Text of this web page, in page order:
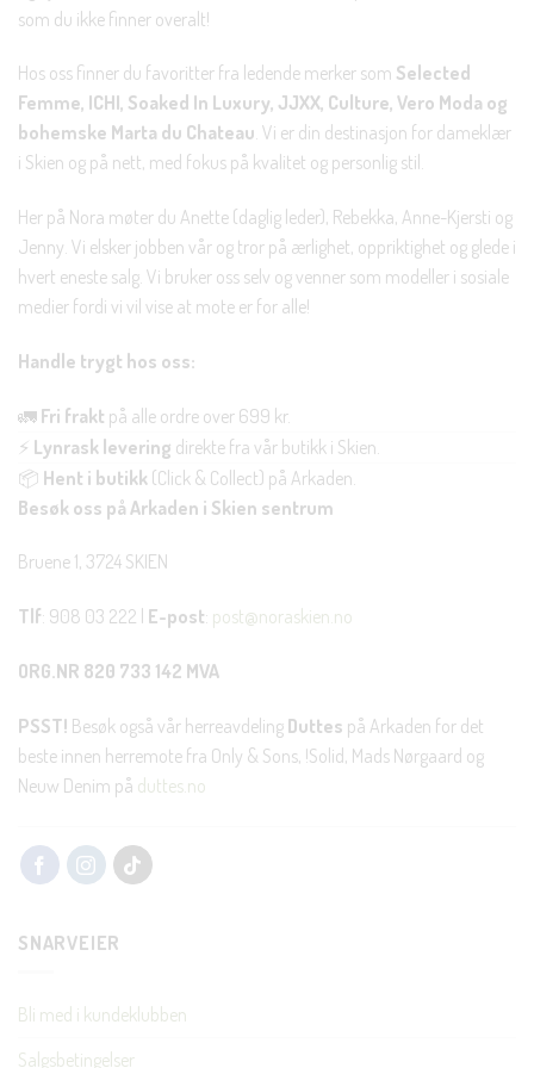
som du ikke finner overalt!
Hos oss finner du favoritter fra ledende merker som Selected
Femme, ICHI, Soaked In Luxury, JJXX, Culture, Vero Moda og
bohemske Marta du Chateau. Vi er din destinasjon for dameklær
i Skien og på nett, med fokus på kvalitet og personlig stil.
Her på Nora møter du Anette (daglig leder), Rebekka, Anne-Kjersti og
Jenny. Vi elsker jobben vår og tror på ærlighet, oppriktighet og glede i
hvert eneste salg. Vi bruker oss selv og venner som modeller i sosiale
medier fordi vi vil vise at mote er for alle!
Handle trygt hos oss:
🚛 Fri frakt på alle ordre over 699 kr.
⚡ Lynrask levering direkte fra vår butikk i Skien.
📦 Hent i butikk (Click & Collect) på Arkaden.
Besøk oss på Arkaden i Skien sentrum
Bruene 1, 3724 SKIEN
Tlf: 908 03 222 | E-post: post@noraskien.no
ORG.NR 820 733 142 MVA
PSST! Besøk også vår herreavdeling Duttes på Arkaden for det
beste innen herremote fra Only & Sons, !Solid, Mads Nørgaard og
Neuw Denim på duttes.no
SNARVEIER
Bli med i kundeklubben
Salgsbetingelser